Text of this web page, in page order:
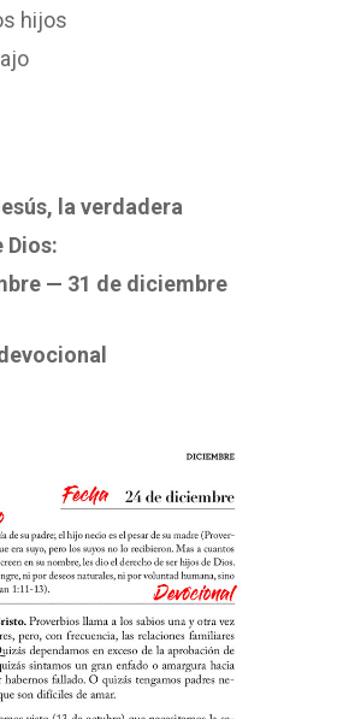
hijos
la verdadera
Dios:
— 31 de diciembre